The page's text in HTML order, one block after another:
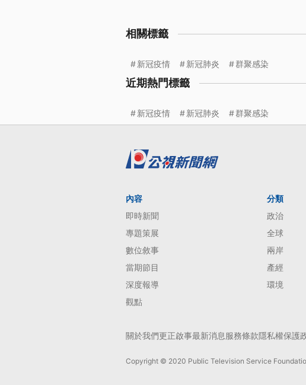
相關標籤
新冠疫情 新冠肺炎 群聚感染
近期熱門標籤
新冠疫情 新冠肺炎 群聚感染
內容
即時新聞
專題策展
數位敘事
當期節目
深度報導
觀點
分類
政治
全球
兩岸
產經
環境
關於我們更正啟事最新消息服務條款隱私權保護
Copyright © 2020 Public Television Service